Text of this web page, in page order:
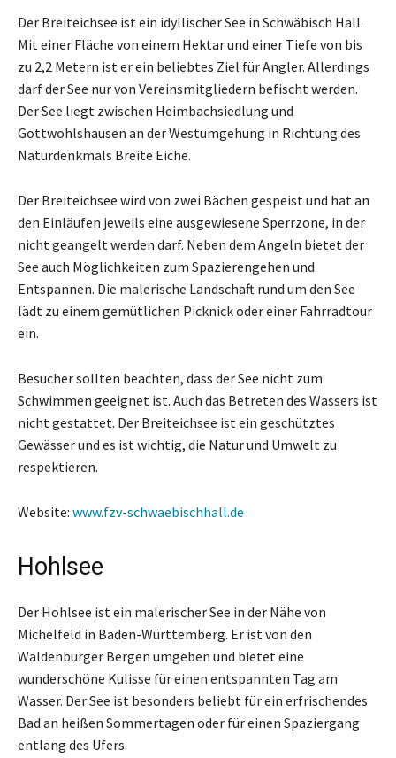
Der Breiteichsee ist ein idyllischer See in Schwäbisch Hall.
Mit einer Fläche von einem Hektar und einer Tiefe von bis
zu 2,2 Metern ist er ein beliebtes Ziel für Angler. Allerdings
darf der See nur von Vereinsmitgliedern befischt werden.
Der See liegt zwischen Heimbachsiedlung und
Gottwohlshausen an der Westumgehung in Richtung des
Naturdenkmals Breite Eiche.
Der Breiteichsee wird von zwei Bächen gespeist und hat an
den Einläufen jeweils eine ausgewiesene Sperrzone, in der
nicht geangelt werden darf. Neben dem Angeln bietet der
See auch Möglichkeiten zum Spazierengehen und
Entspannen. Die malerische Landschaft rund um den See
lädt zu einem gemütlichen Picknick oder einer Fahrradtour
ein.
Besucher sollten beachten, dass der See nicht zum
Schwimmen geeignet ist. Auch das Betreten des Wassers ist
nicht gestattet. Der Breiteichsee ist ein geschütztes
Gewässer und es ist wichtig, die Natur und Umwelt zu
respektieren.
Website: www.fzv-schwaebischhall.de
Hohlsee
Der Hohlsee ist ein malerischer See in der Nähe von
Michelfeld in Baden-Württemberg. Er ist von den
Waldenburger Bergen umgeben und bietet eine
wunderschöne Kulisse für einen entspannten Tag am
Wasser. Der See ist besonders beliebt für ein erfrischendes
Bad an heißen Sommertagen oder für einen Spaziergang
entlang des Ufers.